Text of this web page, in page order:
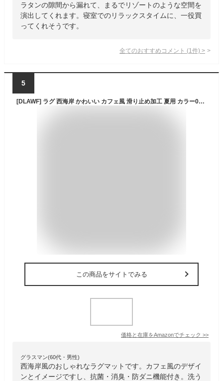
ラタンの隙間から漏れて、まるでリゾートのような空間を
演出してくれます。寝室でのリラックスタイムに、一役買
ってくれそうです。
全てのおすすめコメント (1 件) >
5
[DLAWF] ラグ 西海岸 かわいい カフェ風 滑り止め加工 夏用 カラー01 洗える 北欧 インテリア 100cm 北欧風デザイン かっこいい おしゃれ 在宅 センターラグ 円形 丸 防ダニ 抗菌 消臭 ふわふわ サラサラ 洗濯可能カーペット
この商品をサイトでみる
価格と在庫をAmazonでチェック >>
グラスマン(60代・男性)
西海岸風のおしゃれなラグマットです。カフェ風のデザイ
ンとイメージですし、抗菌・消臭・防ダニ機能付き。洗う